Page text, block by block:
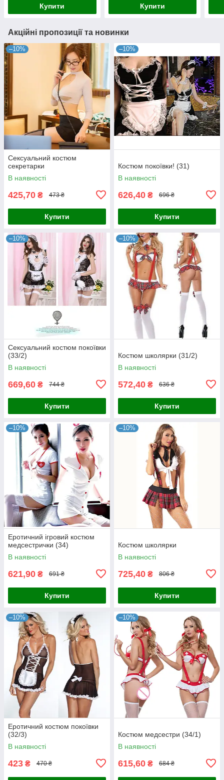
Купити Купити
Акційні пропозиції та новинки
–10%
Сексуальний костюм
секретарки
В наявності
425,70 ₴ 473 ₴
Купити
–10%
Костюм покоївки! (31)
В наявності
626,40 ₴ 696 ₴
Купити
–10%
Сексуальний костюм покоївки
(33/2)
В наявності
669,60 ₴ 744 ₴
Купити
–10%
Костюм школярки (31/2)
В наявності
572,40 ₴ 636 ₴
Купити
–10%
Еротичний ігровий костюм
медсестрички (34)
В наявності
621,90 ₴ 691 ₴
Купити
–10%
Костюм школярки
В наявності
725,40 ₴ 806 ₴
Купити
–10%
Еротичний костюм покоївки
(32/3)
В наявності
423 ₴ 470 ₴
–10%
Костюм медсестри (34/1)
В наявності
615,60 ₴ 684 ₴